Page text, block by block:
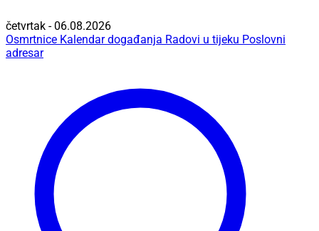
četvrtak - 06.08.2026
Osmrtnice Kalendar događanja Radovi u tijeku Poslovni
adresar